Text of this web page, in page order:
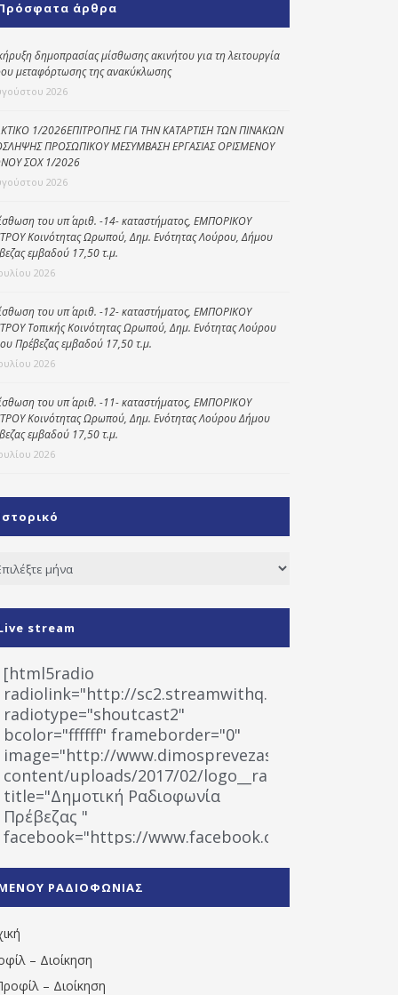
Kοινωνικό
φαρμακείο
Πρόγραμμα
“Βοήθεια στο σπίτι”
Φροντίδας
(Κ.Η.Φ.Η.) Πρέβεζας
άρθρα
δημοπρασίας μίσθωσης ακινήτου για τη λειτουργία
μεταφόρτωσης της ανακύκλωσης
2026
1/2026ΕΠΙΤΡΟΠΗΣ ΓΙΑ ΤΗΝ ΚΑΤΑΡΤΙΣΗ ΤΩΝ ΠΙΝΑΚΩΝ
ΠΡΟΣΩΠΙΚΟΥ ΜΕΣΥΜΒΑΣΗ ΕΡΓΑΣΙΑΣ ΟΡΙΣΜΕΝΟΥ
ΣΟΧ 1/2026
2026
του υπ΄ αριθ. -14- καταστήματος, ΕΜΠΟΡΙΚΟΥ
Κοινότητας Ωρωπού, Δημ. Ενότητας Λούρου, Δήμου
εμβαδού 17,50 τ.μ.
2026
του υπ΄ αριθ. -12- καταστήματος, ΕΜΠΟΡΙΚΟΥ
Τοπικής Κοινότητας Ωρωπού, Δημ. Ενότητας Λούρου
Πρέβεζας εμβαδού 17,50 τ.μ.
2026
του υπ΄ αριθ. -11- καταστήματος, ΕΜΠΟΡΙΚΟΥ
Κοινότητας Ωρωπού, Δημ. Ενότητας Λούρου Δήμου
εμβαδού 17,50 τ.μ.
2026
stream
[html5radio
radiolink="http://sc2.streamwithq.com:8028/
radiotype="shoutcast2"
bcolor="ffffff" frameborder="0"
image="http://www.dimosprevezas.gr/wp-
content/uploads/2017/02/logo__radiofonias.jpg"
title="Δημοτική Ραδιοφωνία
Πρέβεζας "
facebook="https://www.facebook.com/
1531194763766854/" artist="" ]
ΡΑΔΙΟΦΩΝΙΑΣ
– Διοίκηση
– Διοίκηση